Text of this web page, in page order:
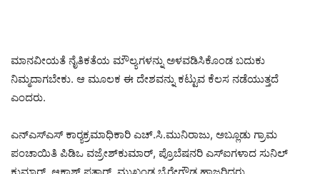
ಮಾನವೀಯತೆ ನೈತಿಕತೆಯ ಮೌಲ್ಯಗಳನ್ನು ಅಳವಡಿಸಿಕೊಂಡ ಬದುಕು
ನಿಮ್ಮದಾಗಬೇಕು. ಆ ಮೂಲಕ ಈ ದೇಶವನ್ನು ಕಟ್ಟುವ ಕೆಲಸ ನಡೆಯುತ್ತದೆ
ಎಂದರು.
ಎನ್‌ಎಸ್‌ಎಸ್ ಕಾರ‍್ಯಕ್ರಮಾಧಿಕಾರಿ ಎಚ್.ಸಿ.ಮುನಿರಾಜು, ಅಬ್ಲೂಡು ಗ್ರಾಮ
ಪಂಚಾಯಿತಿ ಪಿಡಿಒ ವಜ್ರೇಶ್‌ಕುಮಾರ್, ಪ್ರೊಬೆಷನರಿ ಎಸ್‌ಐಗಳಾದ ಸುನಿಲ್